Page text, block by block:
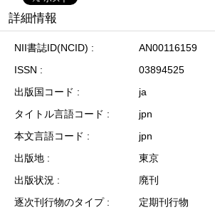
詳細情報
NII書誌ID(NCID)
AN00116159
ISSN
03894525
出版国コード
ja
タイトル言語コード
jpn
本文言語コード
jpn
出版地
東京
出版状況
廃刊
逐次刊行物のタイプ
定期刊行物